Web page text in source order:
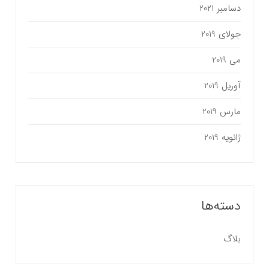
دسامبر 2021
جولای 2019
می 2019
آوریل 2019
مارس 2019
ژانویه 2019
دسته‌ها
بلاگ